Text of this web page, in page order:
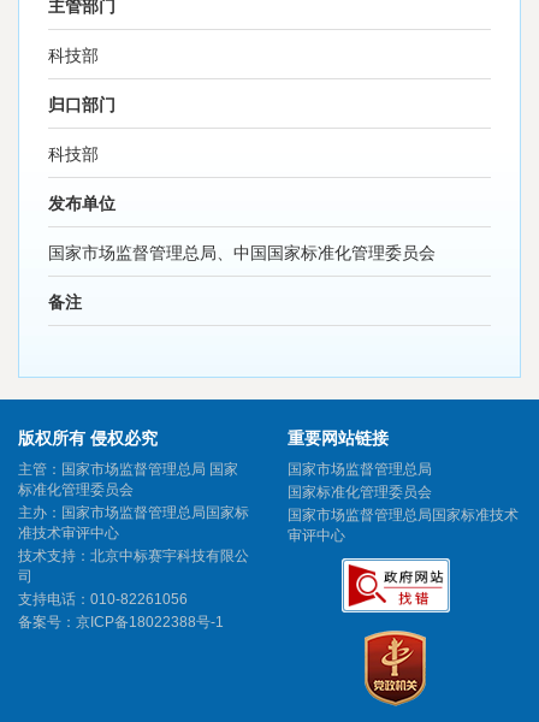
主管部门
科技部
归口部门
科技部
发布单位
国家市场监督管理总局、中国国家标准化管理委员会
备注
版权所有 侵权必究
主管：国家市场监督管理总局 国家
标准化管理委员会
主办：国家市场监督管理总局国家标
准技术审评中心
技术支持：北京中标赛宇科技有限公
司
支持电话：010-82261056
备案号： 京ICP备18022388号-1
重要网站链接
国家市场监督管理总局
国家标准化管理委员会
国家市场监督管理总局国家标准技术
审评中心